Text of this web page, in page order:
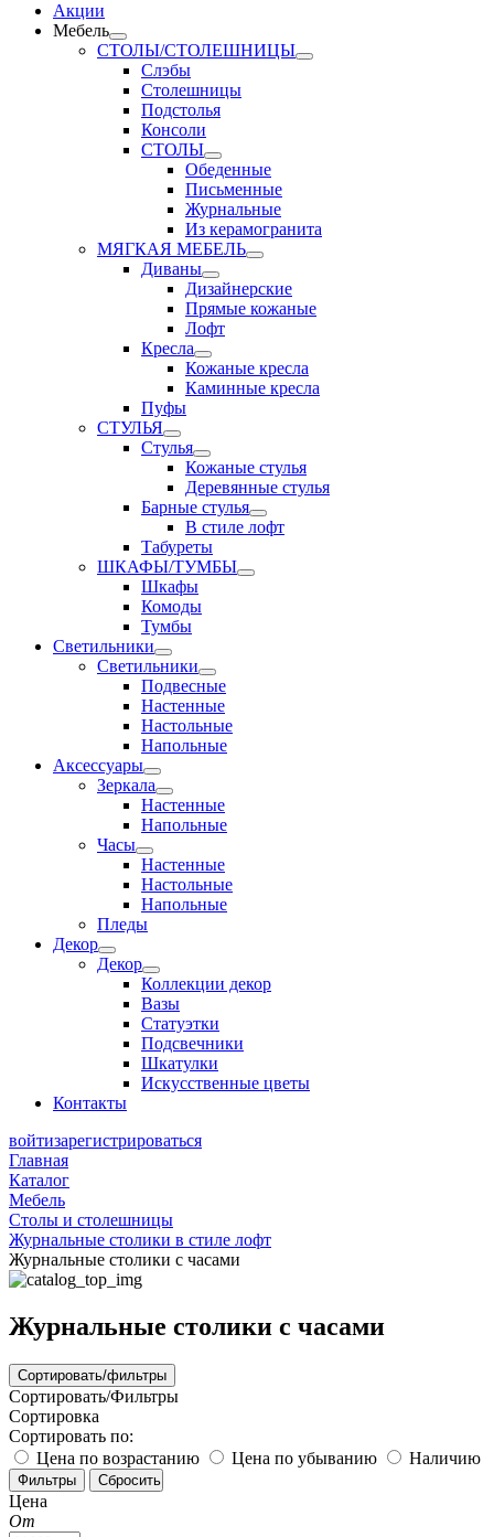
Акции
Мебель
СТОЛЫ/СТОЛЕШНИЦЫ
Слэбы
Столешницы
Подстолья
Консоли
СТОЛЫ
Обеденные
Письменные
Журнальные
Из керамогранита
МЯГКАЯ МЕБЕЛЬ
Диваны
Дизайнерские
Прямые кожаные
Лофт
Кресла
Кожаные кресла
Каминные кресла
Пуфы
СТУЛЬЯ
Стулья
Кожаные стулья
Деревянные стулья
Барные стулья
В стиле лофт
Табуреты
ШКАФЫ/ТУМБЫ
Шкафы
Комоды
Тумбы
Светильники
Светильники
Подвесные
Настенные
Настольные
Напольные
Аксессуары
Зеркала
Настенные
Напольные
Часы
Настенные
Настольные
Напольные
Пледы
Декор
Декор
Коллекции декор
Вазы
Статуэтки
Подсвечники
Шкатулки
Искусственные цветы
Контакты
войтизарегистрироваться
Главная
Каталог
Мебель
Столы и столешницы
Журнальные столики в стиле лофт
Журнальные столики с часами
Журнальные столики с часами
Сортировать/фильтры
Сортировать/Фильтры
Сортировка
Сортировать по:
Цена по возрастанию
Цена по убыванию Наличию
Цена
От